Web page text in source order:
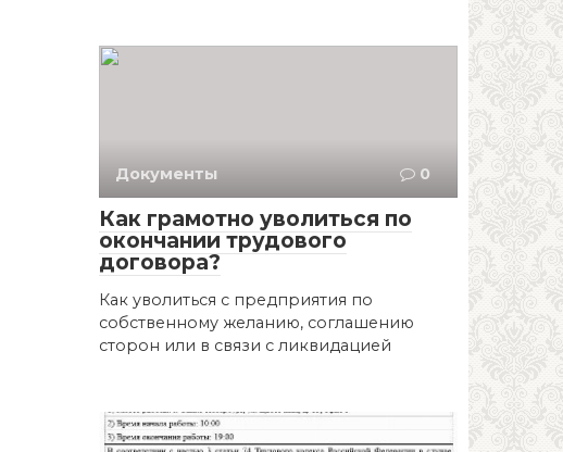
Документы 0
Как грамотно уволиться по
окончании трудового
договора?
Как уволиться с предприятия по
собственному желанию, соглашению
сторон или в связи с ликвидацией